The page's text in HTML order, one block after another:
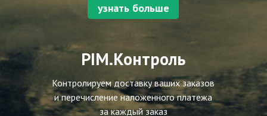
узнать больше
PIM.Контроль
Контролируем доставку ваших заказов
и перечисление наложенного платежа
за каждый заказ